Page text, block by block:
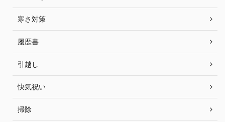
寒さ対策
履歴書
引越し
快気祝い
掃除